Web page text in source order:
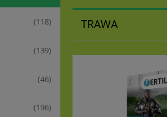
(118)
(139)
(46)
(196)
TRAWA